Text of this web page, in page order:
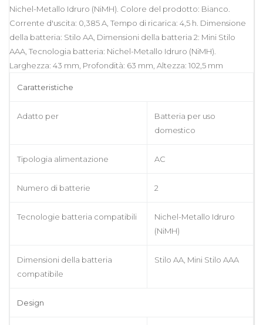
Nichel-Metallo Idruro (NiMH). Colore del prodotto: Bianco.
Corrente d'uscita: 0,385 A, Tempo di ricarica: 4,5 h. Dimensione
della batteria: Stilo AA, Dimensioni della batteria 2: Mini Stilo
AAA, Tecnologia batteria: Nichel-Metallo Idruro (NiMH).
Larghezza: 43 mm, Profondità: 63 mm, Altezza: 102,5 mm
Caratteristiche
Adatto per
Batteria per uso
domestico
Tipologia alimentazione AC
Numero di batterie 2
Tecnologie batteria compatibili
Nichel-Metallo Idruro
(NiMH)
Dimensioni della batteria
compatibile
Stilo AA, Mini Stilo AAA
Design